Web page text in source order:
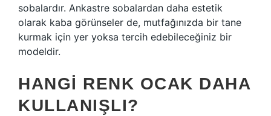
sobalardır. Ankastre sobalardan daha estetik
olarak kaba görünseler de, mutfağınızda bir tane
kurmak için yer yoksa tercih edebileceğiniz bir
modeldir.
HANGI RENK OCAK DAHA
KULLANIŞLI?